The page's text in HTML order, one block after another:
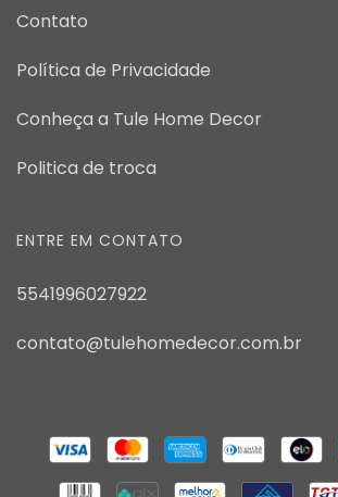
Contato
Política de Privacidade
Conheça a Tule Home Decor
Politica de troca
ENTRE EM CONTATO
5541996027922
contato@tulehomedecor.com.br